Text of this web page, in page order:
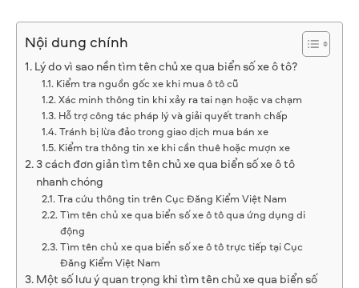
Nội dung chính
Lý do vì sao nền tìm tên chủ xe qua biển số xe ô tô?
Kiểm tra nguồn gốc xe khi mua ô tô cũ
Xác minh thông tin khi xảy ra tai nạn hoặc va chạm
Hỗ trợ công tác pháp lý và giải quyết tranh chấp
Tránh bị lừa đảo trong giao dịch mua bán xe
Kiểm tra thông tin xe khi cần thuê hoặc mượn xe
3 cách đơn giản tìm tên chủ xe qua biển số xe ô tô
nhanh chóng
Tra cứu thông tin trên Cục Đăng Kiểm Việt Nam
Tìm tên chủ xe qua biển số xe ô tô qua ứng dụng di
động
Tìm tên chủ xe qua biển số xe ô tô trực tiếp tại Cục
Đăng Kiểm Việt Nam
Một số lưu ý quan trọng khi tìm tên chủ xe qua biển số